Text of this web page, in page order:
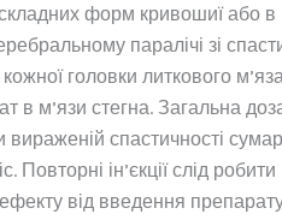
форм кривошиї або
паралічі зі
головки литкового
в м’язи стегна. Загальна
вираженій спастичності
Повторні ін’єкції слід
від введення